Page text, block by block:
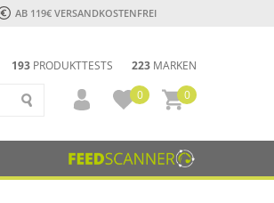
AB 119€ VERSANDKOSTENFREI
193 PRODUKTTESTS 223 MARKEN
0
0